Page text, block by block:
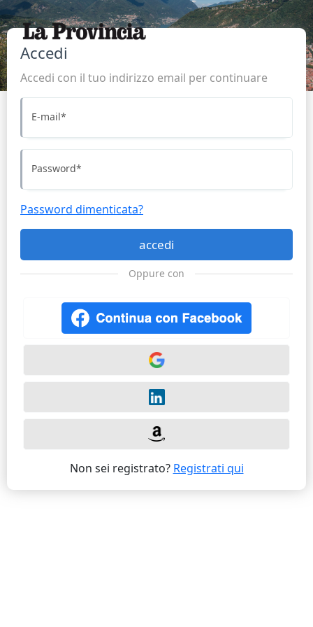
Accedi
Accedi con il tuo indirizzo email per continuare
E-mail*
Password*
Password dimenticata?
accedi
Oppure con
Non sei registrato? Registrati qui